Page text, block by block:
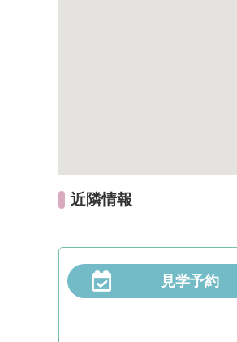
近隣情報
見学予約